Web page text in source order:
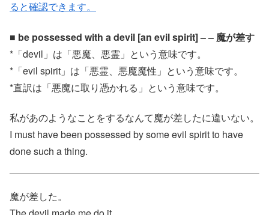
ると確認できます。
■ be possessed with a devil [an evil spirit] – – 魔が差す
*「devil」は「悪魔、悪霊」という意味です。
*「evil spirit」は「悪霊、悪魔魔性」という意味です。
*直訳は「悪魔に取り憑かれる」という意味です。
私があのようなことをするなんて魔が差したに違いない。
I must have been possessed by some evil spirit to have
done such a thing.
魔が差した。